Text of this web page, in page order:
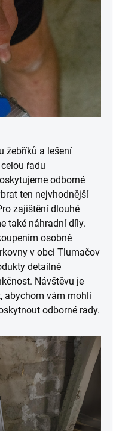
žebříků a lešení
řadu
odborné
ten nejvhodnější
zajištění dlouhé
také náhradní díly.
osobně
v obci Tlumačov
detailně
Návštěvu je
abychom vám mohli
odborné rady.